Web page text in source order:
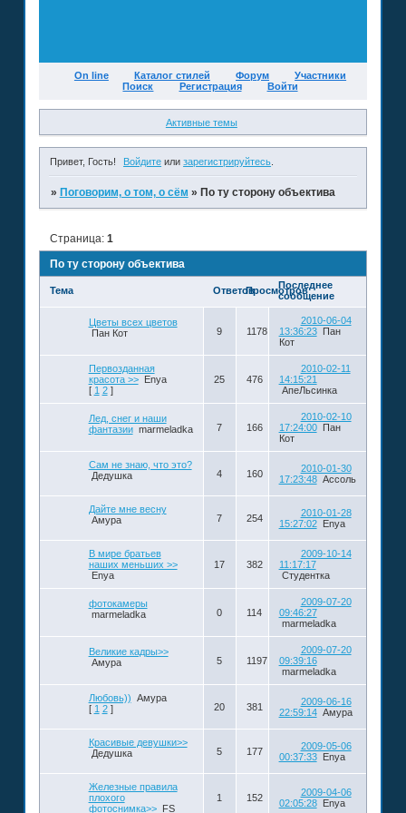
On line Каталог стилей Форум
Участники
Поиск
Регистрация Войти
Активные темы
Привет, Гость! Войдите илизарегистрируйтесь
» Поговорим, о том, о сём » По ту сторону объектива
По ту сторону объектива
Страница: 1
Тема ОтветовПросмотров
Последнее
сообщение
Цветы всех цветов
Пан Кот
9 1178
2010-06-04
13:36:23
Пан
Кот
Первозданная
красота >>
Enya
[ 1 2 ]
25 476
2010-02-11
14:15:21
АпеЛьсинка
Лед, снег и наши
фантазии marmeladka 7 166
2010-02-10
17:24:00
Пан
Кот
Сам не знаю, что это?
Дедушка
4 160
2010-01-30
17:23:48 Ассоль
Дайте мне весну
Амура
7 254
2010-01-28
15:27:02
Enya
В мире братьев
наших меньших >>
Enya
17 382
2009-10-14
11:17:17
Студентка
фотокамеры
marmeladka
0 114
2009-07-20
09:46:27
marmeladka
Великие кадры>>
Амура
5 1197
2009-07-20
09:39:16
marmeladka
Любовь)) Амура
[ 1 2 ] 20 381
2009-06-16
22:59:14 Амура
Красивые девушки>>
Дедушка
5 177
2009-05-06
00:37:33
Enya
Железные правила
плохого
фотоснимка>>
FS
1 152
2009-04-06
02:05:28
Enya